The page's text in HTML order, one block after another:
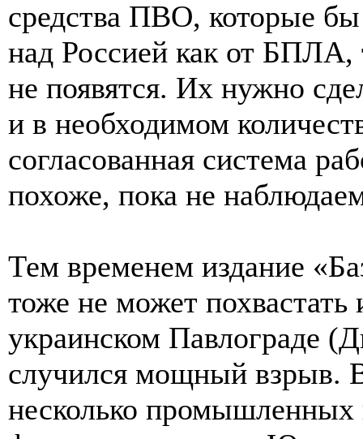
средства ПВО, которые
над Россией как от БПЛА,
не появятся. Их нужно
и в необходимом
согласованная система
похоже, пока не
Тем временем издание
тоже не может
украинском Павлограде
случился мощный взрыв.
несколько промышленных